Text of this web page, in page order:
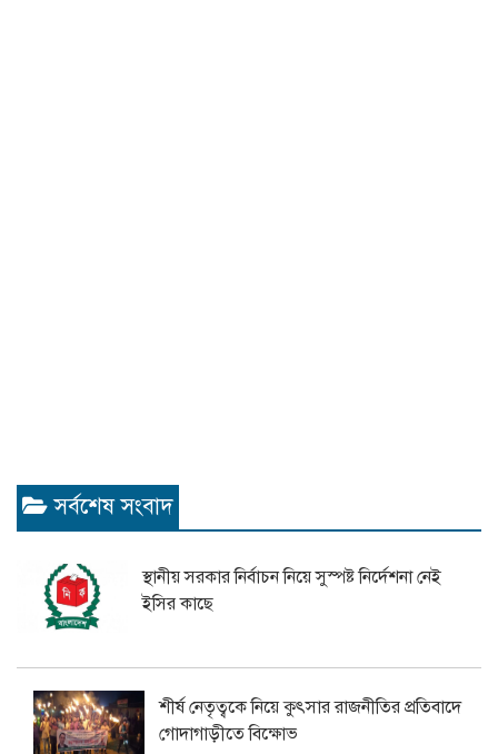
সর্বশেষ সংবাদ
স্থানীয় সরকার নির্বাচন নিয়ে সুস্পষ্ট নির্দেশনা নেই
ইসির কাছে
শীর্ষ নেতৃত্বকে নিয়ে কুৎসার রাজনীতির প্রতিবাদে
গোদাগাড়ীতে বিক্ষোভ